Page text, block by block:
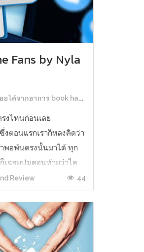
Fans by Nyla
hangover หลังอ่านสารพัน MM Romance
งไหนก่อนเลย
ตอนแรกเราก็หลงคิดว่า
พอพ้นตรงนั้นมาได้ ทุก
เฉลยปมตอนท้ายว่าไค
เท่านั้นแหละ คดีพลิกใน
Escalation ที่ชอบ
ขียนวางแผนไว้ตั...
Review 44